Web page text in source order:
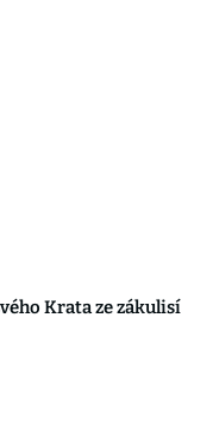
Krata ze zákulisí